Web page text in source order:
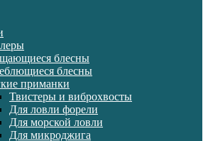
блесны
блесны
приманки
Твистеры и виброхвосты
Для ловли форели
Для морской ловли
Для микроджига